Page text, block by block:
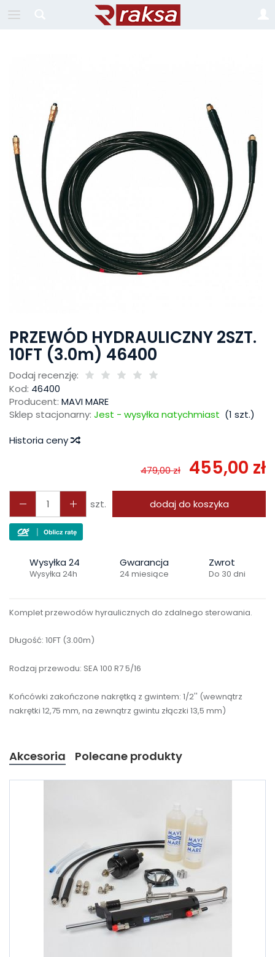
PRZEWÓD HYDRAULICZNY 2SZT.
10FT (3.0m) 46400
Dodaj recenzję:
Kod: 46400
Producent: MAVI MARE
Sklep stacjonarny: Jest - wysyłka natychmiast (1 szt.)
Historia ceny
479,00 zł 455,00 zł
szt. dodaj do koszyka
Wysyłka 24
Wysyłka 24h
Gwarancja
24 miesiące
Zwrot
Do 30 dni
Komplet przewodów hyraulicznych do zdalnego sterowania.
Długość: 10FT (3.00m)
Rodzaj przewodu: SEA 100 R7 5/16
Końcówki zakończone nakrętką z gwintem: 1/2'' (wewnątrz
nakrętki 12,75 mm, na zewnątrz gwintu złączki 13,5 mm)
Akcesoria Polecane produkty